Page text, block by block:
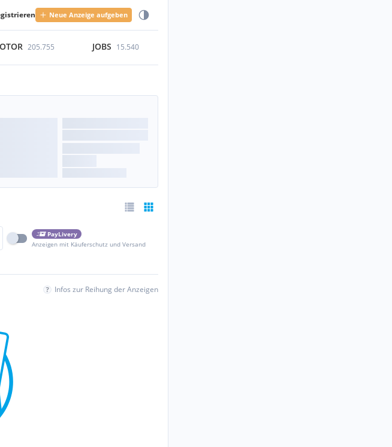
Neue Anzeige aufgeben
205.755 JOBS 15.540
PayLivery
Anzeigen mit Käuferschutz und Versand
Infos zur Reihung der Anzeigen